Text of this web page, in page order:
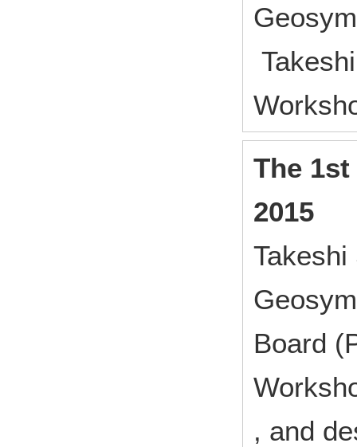
The
2015
Board
, and